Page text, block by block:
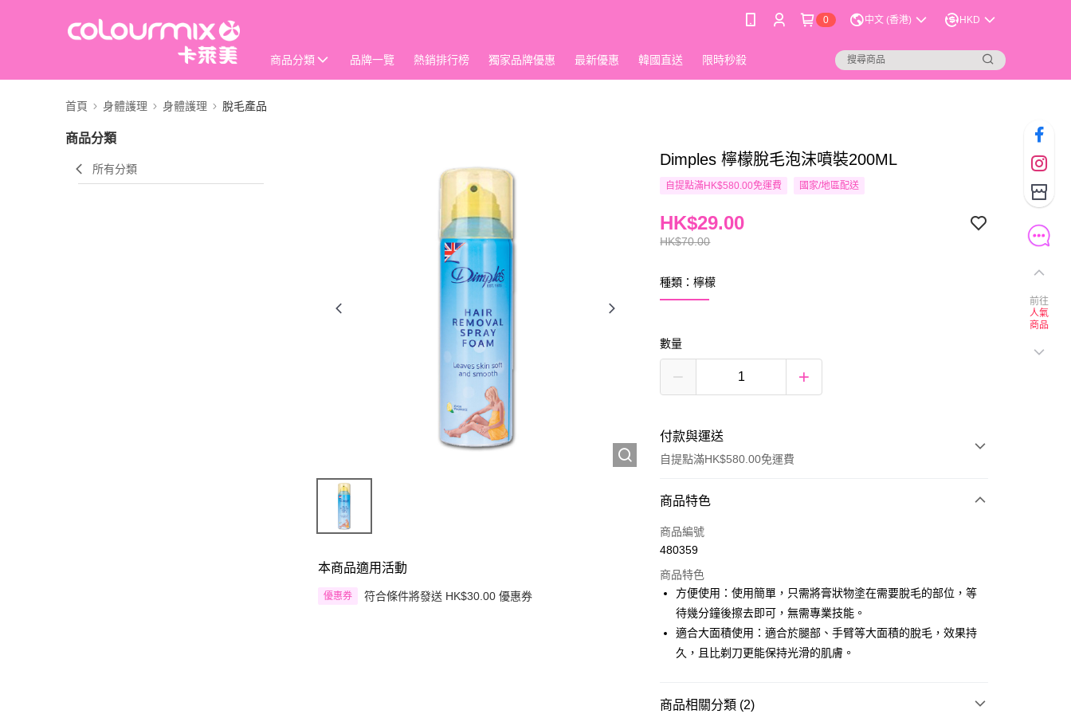
0 中文 (香港) HKD
商品分類 品牌一覽 熱銷排行榜 獨家品牌優惠 最新優惠 韓國直送 限時秒殺
首頁 身體護理 身體護理 脫毛產品
商品分類
所有分類
本商品適用活動
優惠券 符合條件將發送 HK$30.00 優惠券
Dimples 檸檬脫毛泡沫噴裝200ML
自提點滿HK$580.00免運費 國家/地區配送
HK$70.00
HK$29.00
種類：檸檬
數量
付款與運送
自提點滿HK$580.00免運費
付款方式
信用卡
Google Pay
AlipayHK
PayMe
其他轉帳方式
商品特色
商品編號
480359
商品特色
方便使用：使用簡單，只需將膏狀物塗在需要脫毛的部位，等
待幾分鐘後擦去即可，無需專業技能。
適合大面積使用：適合於腿部、手臂等大面積的脫毛，效果持
久，且比剃刀更能保持光滑的肌膚。
商品相關分類 (2)
前往
人氣
商品